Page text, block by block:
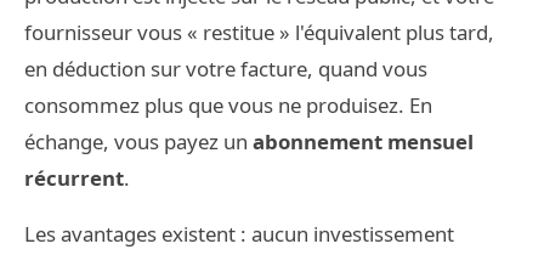
fournisseur vous « restitue » l'équivalent plus tard,
en déduction sur votre facture, quand vous
consommez plus que vous ne produisez. En
échange, vous payez un abonnement mensuel
récurrent.
Les avantages existent : aucun investissement